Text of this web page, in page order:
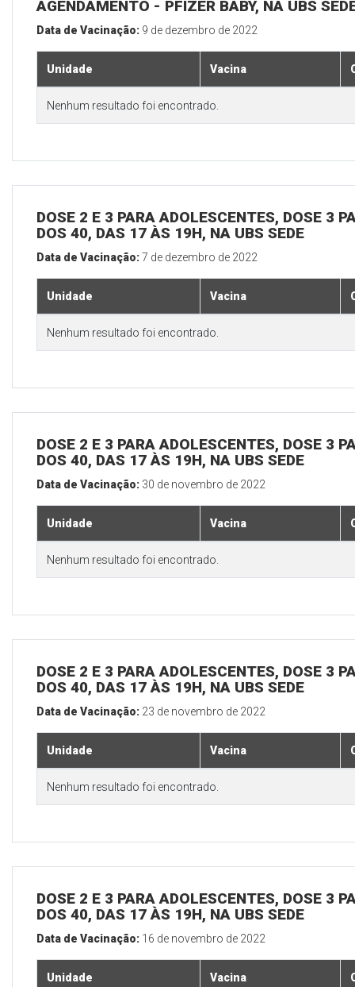
AGENDAMENTO - PFIZER BABY, NA UBS
Data de Vacinação: 9 de dezembro de 2022
Unidade Vacina
Nenhum resultado foi encontrado.
DOSE 2 E 3 PARA ADOLESCENTES, DOSE 3
DOS 40, DAS 17 ÀS 19H, NA UBS SEDE
Data de Vacinação:7 de dezembro de 2022
Unidade Vacina
Nenhum resultado foi encontrado.
DOSE 2 E 3 PARA ADOLESCENTES, DOSE 3
DOS 40, DAS 17 ÀS 19H, NA UBS SEDE
Data de Vacinação: 30 de novembro de 2022
Unidade Vacina
Nenhum resultado foi encontrado.
DOSE 2 E 3 PARA ADOLESCENTES, DOSE 3
DOS 40, DAS 17 ÀS 19H, NA UBS SEDE
Data de Vacinação: 23 de novembro de 2022
Unidade Vacina
Nenhum resultado foi encontrado.
DOSE 2 E 3 PARA ADOLESCENTES, DOSE 3
DOS 40, DAS 17 ÀS 19H, NA UBS SEDE
Data de Vacinação: 16 de novembro de 2022
Unidade Vacina